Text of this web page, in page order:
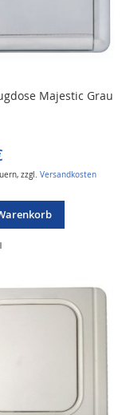
Majestic Grau
,zzgl.Versandkosten
HINZUFÜGEN